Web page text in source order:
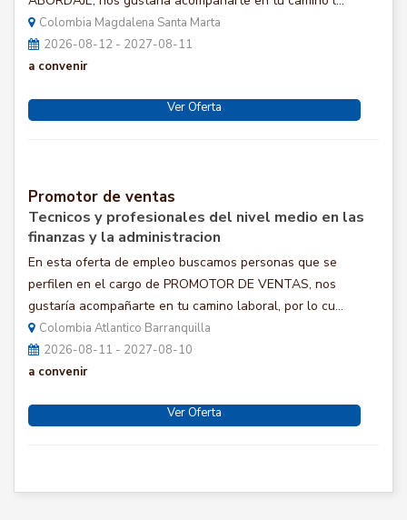
Colombia Magdalena Santa Marta
2026-08-12 - 2027-08-11
a convenir
Ver Oferta
Promotor de ventas
Tecnicos y profesionales del nivel medio en las
finanzas y la administracion
En esta oferta de empleo buscamos personas que se
perfilen en el cargo de PROMOTOR DE VENTAS, nos
gustaría acompañarte en tu camino laboral, por lo cu...
Colombia Atlantico Barranquilla
2026-08-11 - 2027-08-10
a convenir
Ver Oferta